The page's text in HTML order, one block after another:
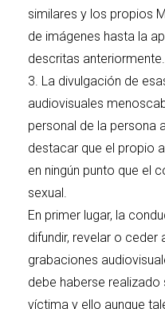
similares y los propios
de imágenes hasta la
descritas anteriormente.
3. La divulgación de
audiovisuales
personal de la persona
destacar que el propio
en ningún punto que el
sexual.
En primer lugar, la
difundir, revelar o
grabaciones
debe haberse
víctima y ello aunque